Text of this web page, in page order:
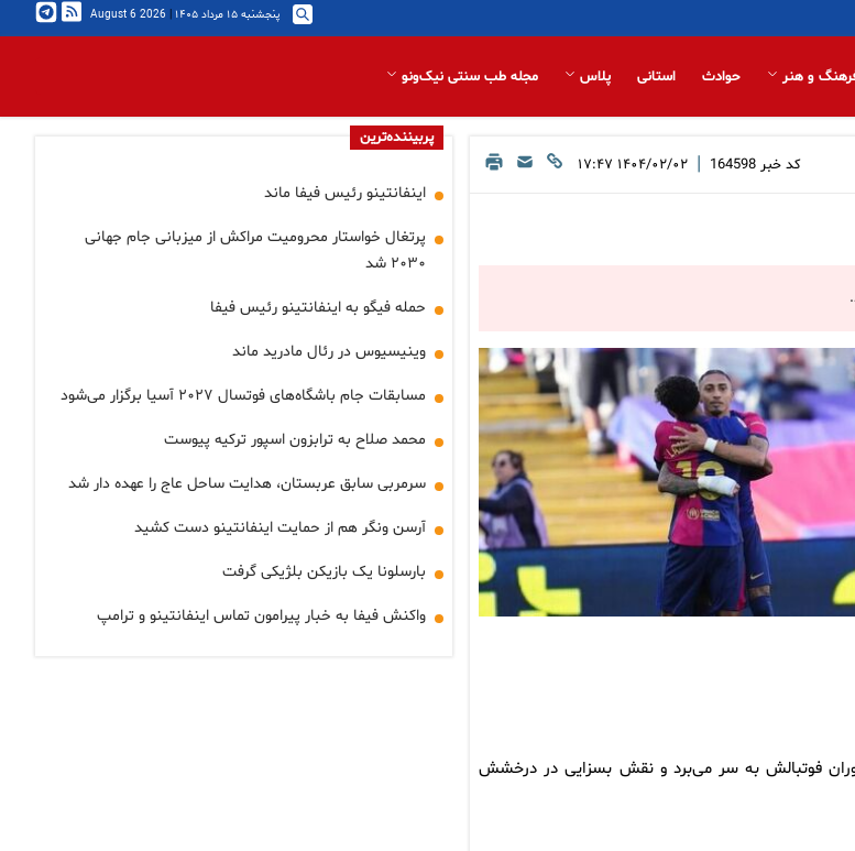
پنجشنبه ۱۵ مرداد ۱۴۰۵ |
2026 August 6
و هنر حوادث استانی پلاس مجله طب سنتی نیک‌ونو
کد خبر 164598
| ۱۴۰۴/۰۲/۰۲ ۱۷:۴۷
دوران فوتبالش به سر می‌برد و نقش بسزایی در درخشش
پربیننده‌ترین
اینفانتینو رئیس فیفا ماند
پرتغال خواستار محرومیت مراکش از میزبانی جام جهانی
۲۰۳۰ شد
حمله فیگو به اینفانتینو رئیس فیفا
وینیسیوس در رئال مادرید ماند
مسابقات جام باشگاه‌های فوتسال ۲۰۲۷ آسیا برگزار می‌شود
محمد صلاح به ترابزون اسپور ترکیه پیوست
سرمربی سابق عربستان، هدایت ساحل عاج را عهده دار شد
آرسن ونگر هم از حمایت اینفانتینو دست کشید
بارسلونا یک بازیکن بلژیکی گرفت
واکنش فیفا به خبار پیرامون تماس اینفانتینو و ترامپ